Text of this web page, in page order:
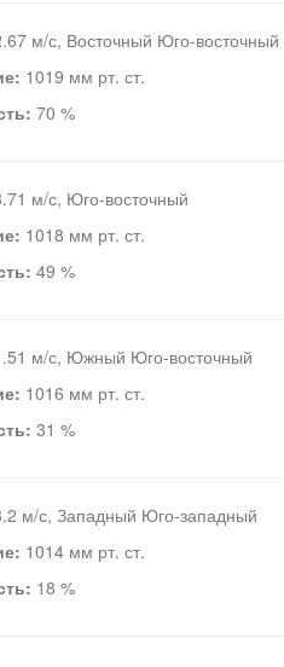
м/с, Восточный Юго-восточный
1019 мм рт. ст.
70 %
м/с, Юго-восточный
1018 мм рт. ст.
49 %
м/с, Южный Юго-восточный
1016 мм рт. ст.
31 %
м/с, Западный Юго-западный
1014 мм рт. ст.
18 %